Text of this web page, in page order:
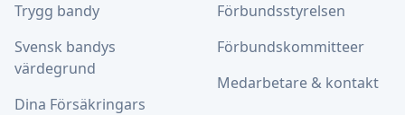
Trygg bandy
Svensk bandys
värdegrund
Dina Försäkringars
Förbundsstyrelsen
Förbundskommitteer
Medarbetare & kontakt